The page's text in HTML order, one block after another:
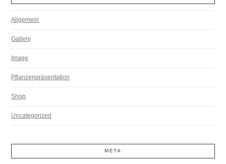
Allgemein
Gallery
Image
Pflanzenpräsentation
Shop
Uncategorized
META